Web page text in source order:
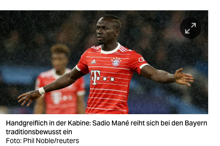
nord
wahrheit
verlag
verlag
veranstaltungen
shop
fragen & hilfe
Handgreiflich in der Kabine: Sadio Mané reiht sich bei den Bayern
traditionsbewusst ein
Foto: Phil Noble/reuters